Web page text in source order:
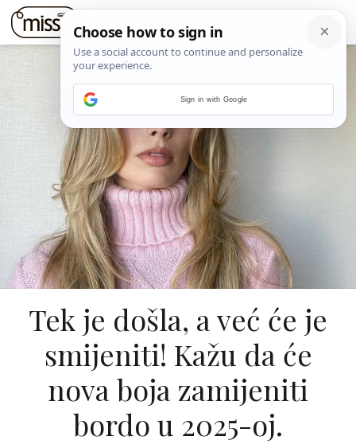
Tek je došla, a već će je
smijeniti! Kažu da će
nova boja zamijeniti
bordo u 2025-oj.
Sign in with Google